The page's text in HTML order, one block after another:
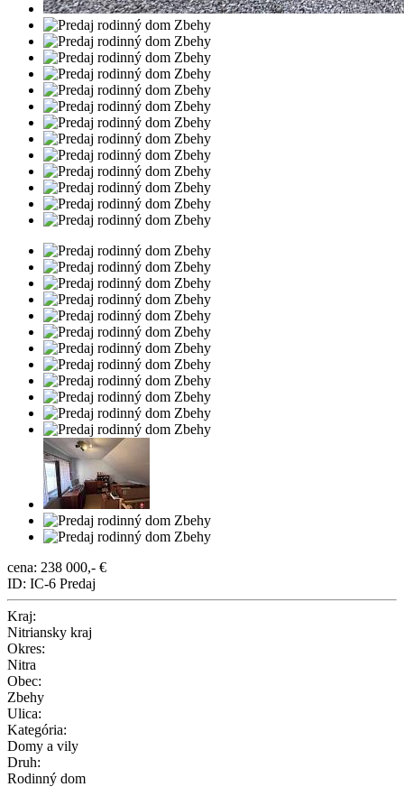
cena: 238 000,- €
ID: IC-6 Predaj
Kraj:
Nitriansky kraj
Okres:
Nitra
Obec:
Zbehy
Ulica:
Kategória:
Domy a vily
Druh:
Rodinný dom